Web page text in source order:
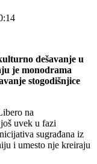
dešavanje u
je monodrama
stogodišnjice
na
uvek u fazi
sugrađana iz
i umesto nje kreiraju